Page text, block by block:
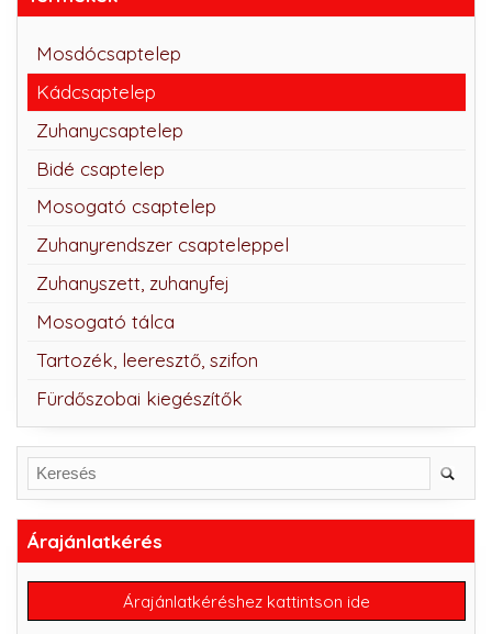
Mosdócsaptelep
Kádcsaptelep
Zuhanycsaptelep
Bidé csaptelep
Mosogató csaptelep
Zuhanyrendszer csapteleppel
Zuhanyszett, zuhanyfej
Mosogató tálca
Tartozék, leeresztő, szifon
Fürdőszobai kiegészítők
Árajánlatkérés
Árajánlatkéréshez kattintson ide